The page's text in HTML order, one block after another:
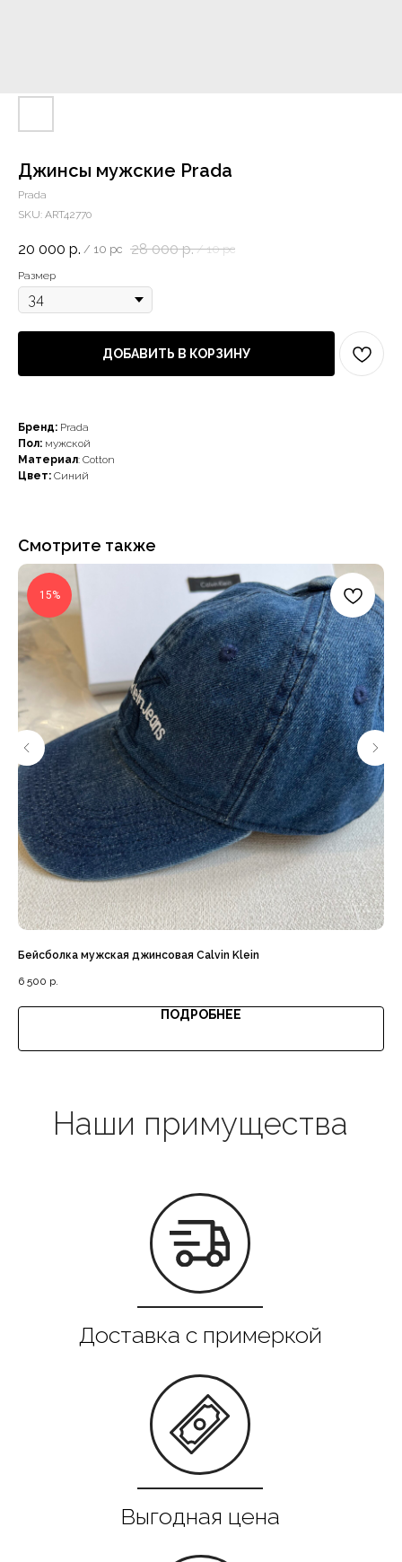
Джинсы мужские Prada
Prada
SKU: ART42770
20 000 р. / 10 pc 28 000 р. / 10 pc
Размер
ДОБАВИТЬ В КОРЗИНУ
Бренд: Prada
Пол: мужской
Материал: Cotton
Цвет: Синий
Смотрите также
15%
Бейсболка мужская джинсовая Calvin Klein
6 500 р.
ПОДРОБНЕЕ
Доставка с примеркой
Выгодная цена
Все в наличии
Наши примущества